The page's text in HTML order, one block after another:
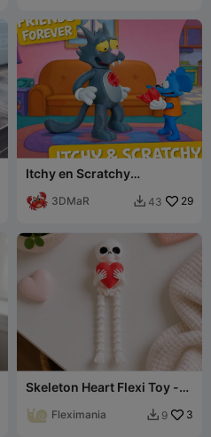
Itchy en Scratchy
speelgoed)
3DMaR  43 29
Skeleton Heart Flexi Toy -
Fleximania  9 3